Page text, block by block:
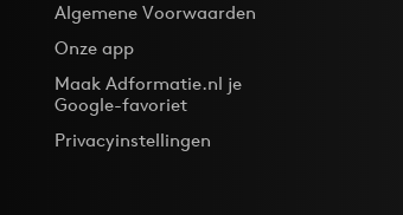
Algemene Voorwaarden
Onze app
Maak Adformatie.nl je
Google-favoriet
Privacyinstellingen